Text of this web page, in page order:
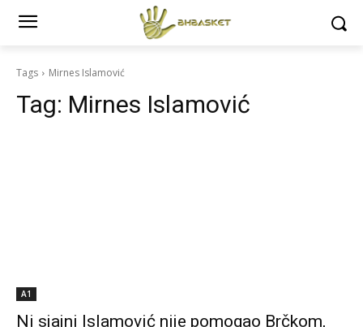
Tags Mirnes Islamović
Tag: Mirnes Islamović
A1
Ni sjajni Islamović nije pomogao Brčkom,